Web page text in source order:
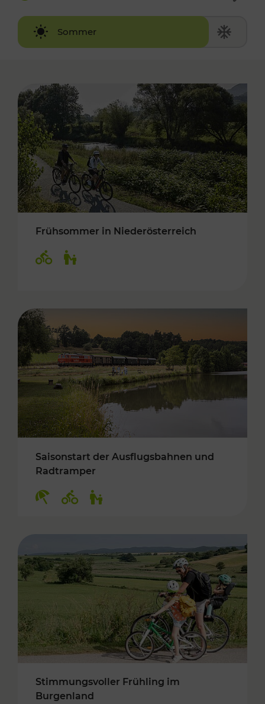
Sommer
Winter
Frühsommer in Niederösterreich
Saisonstart der Ausflugsbahnen und
Radtramper
Stimmungsvoller Frühling im
Burgenland